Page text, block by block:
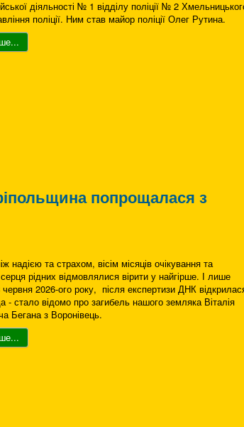
діяльності № 1 відділу поліції № 2
поліції. Ним став майор поліції Олег Рутина.
попрощалася з
надією та страхом, вісім місяців очікування та
рідних відмовлялися вірити у найгірше. І лише
2026-ого року, після експертизи ДНК
- стало відомо про загибель нашого земляка Віталія
Бегана з Воронівець.